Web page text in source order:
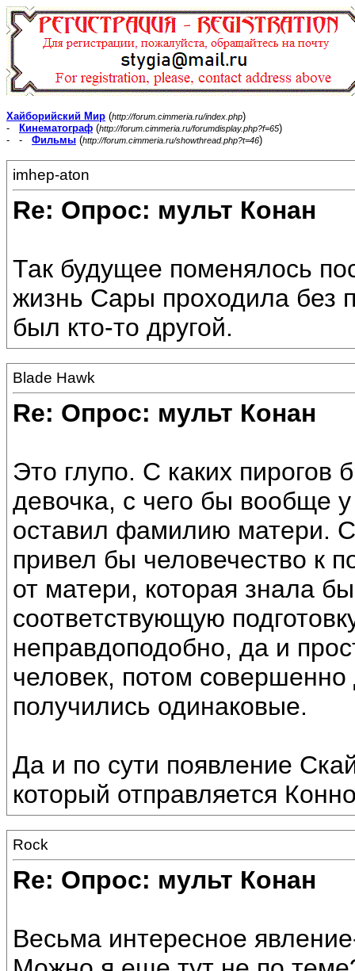
Хайборийский Мир (http://forum.cimmeria.ru/index.php)
-
Кинематограф (http://forum.cimmeria.ru/forumdisplay.php?f=65)
- - Фильмы (http://forum.cimmeria.ru/showthread.php?t=46)
imhep-aton
Re: Опрос: мульт Конан
Так будущее поменялось
жизнь Сары проходила без
был кто-то другой.
Blade Hawk
Re: Опрос: мульт Конан
Это глупо. С каких пирогов
девочка, с чего бы вообще
оставил фамилию матери.
привел бы человечество к
от матери, которая знала
соответствующую
неправдоподобно, да и
человек, потом
получились одинаковые.
Да и по сути появление
который отправляется
Rock
Re: Опрос: мульт Конан
Весьма интересное